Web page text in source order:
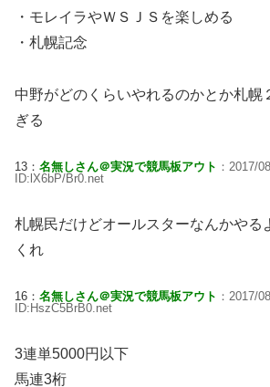
・モレイラやＷＳＪＳを楽しめる
・札幌記念
中野がどのくらいやれるのかとか札幌
ぎる
13： 名無しさん＠実況で競馬板アウト ：2017/
ID:lX6bP/Br0.net
札幌民だけどオールスターなんかやる
くれ
16： 名無しさん＠実況で競馬板アウト ：2017/
ID:HszC5BrB0.net
3連単5000円以下
馬連3桁